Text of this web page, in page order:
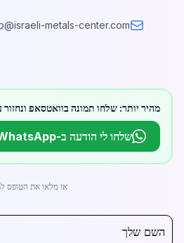
metals-center.com
מהיר יותר: שלחו תמונה בוואטסאפ ונחזור עם
שלחו לי הודעה ב-WhatsApp
או מלאו את הטופס